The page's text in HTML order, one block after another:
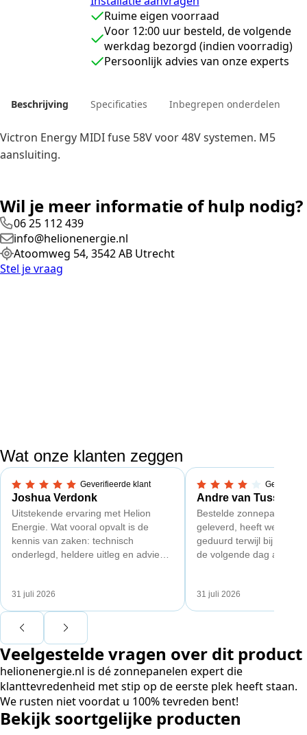
Ruime eigen voorraad
Voor 12:00 uur besteld, de volgende
werkdag bezorgd (indien voorradig)
Persoonlijk advies van onze experts
Beschrijving Specificaties Inbegrepen onderdelen
Victron Energy MIDI fuse 58V voor 48V systemen. M5
aansluiting.
Wil je meer informatie of hulp nodig?
06 25 112 439
info@helionenergie.nl
Atoomweg 54, 3542 AB Utrecht
Stel je vraag
Wat onze klanten zeggen
Geverifieerde klant
5,0 van 5 sterren
Joshua Verdonk
Uitstekende ervaring met Helion
Energie. Wat vooral opvalt is de
kennis van zaken: technisch
onderlegd, heldere uitleg en advies
Ook de nazorg is uitgebreid.
Voor ondernemers extra interessant:
capaciteitsprobleem. Een zwaardere
aansluiting via de netbeheerder
betekende een fors bedrag, wachttijd
en hoger vastrecht. Via Helion
bereikten we hetzelfde voor een
kwart van die kosten, plus
31 juli 2026
4 van 5 sterren
Andre van
Bestelde zonnepanelen
geleverd, heeft wel een
geduurd terwijl bij een
de volgende dag al
31 juli 2026
Veelgestelde vragen over dit product
helionenergie.nl is dé zonnepanelen expert die
klanttevredenheid met stip op de eerste plek heeft staan.
We rusten niet voordat u 100% tevreden bent!
Bekijk soortgelijke producten